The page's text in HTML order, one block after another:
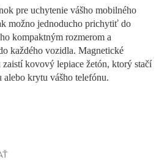
pre uchytenie vášho mobilného
možno jednoducho prichytiť do
kompaktným rozmerom a
každého vozidla. Magnetické
kovový lepiace žetón, ktorý stačí
krytu vášho telefónu.